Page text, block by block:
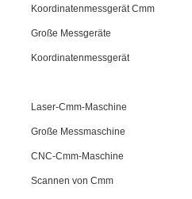
Koordinatenmessgerät Cmm
Große Messgeräte
Koordinatenmessgerät
Laser-Cmm-Maschine
Große Messmaschine
CNC-Cmm-Maschine
Scannen von Cmm